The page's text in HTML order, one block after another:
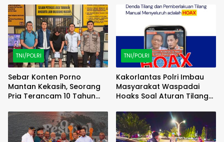
(FAMTRIP) Overland
TNI/POLRI
Sebar Konten Porno
Mantan Kekasih, Seorang
Pria Terancam 10 Tahun
TNI/POLRI
Kakorlantas Polri Imbau
Masyarakat Waspadai
Hoaks Soal Aturan Tilang